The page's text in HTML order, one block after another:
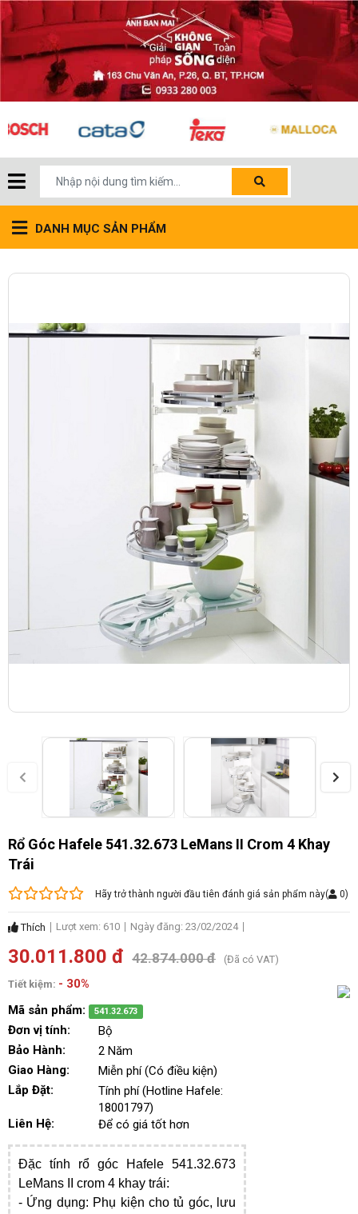
DANH MỤC SẢN PHẨM
Rổ Góc Hafele 541.32.673 LeMans II Crom 4 Khay
Trái
Hãy trở thành người đầu tiên đánh giá sản phẩm này( 0)
Thích Lượt xem: 610 Ngày đăng: 23/02/2024
30.011.800 đ 42.874.000 đ (Đã có VAT)
Tiết kiệm: - 30%
Mã sản phẩm:
541.32.673
Đơn vị tính:
Bộ
Bảo Hành:
2 Năm
Giao Hàng:
Miễn phí (Có điều kiện)
Lắp Đặt:
Tính phí (Hotline Hafele:
18001797)
Liên Hệ:
Để có giá tốt hơn
Đặc tính rổ góc Hafele 541.32.673
LeMans II crom 4 khay trái:
- ​Ứng dụng: Phụ kiện cho tủ góc, lưu